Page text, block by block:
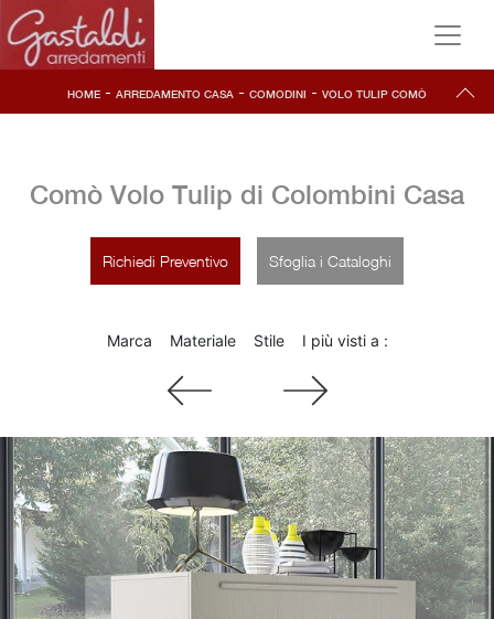
HOME - ARREDAMENTO CASA - COMODINI - VOLO TULIP COMÒ
Comò Volo Tulip di Colombini Casa
Richiedi Preventivo Sfoglia i Cataloghi
Marca Materiale Stile I più visti a :